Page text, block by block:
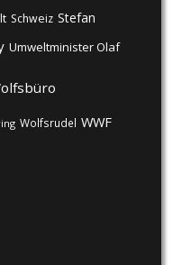
Schweiz Stefan
Umweltminister Olaf
Wolfsrudel WWF